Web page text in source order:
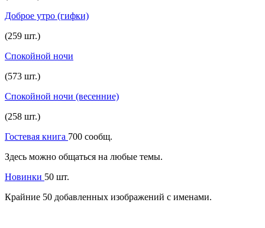
Доброе утро (гифки)
(259 шт.)
Спокойной ночи
(573 шт.)
Спокойной ночи (весенние)
(258 шт.)
Гостевая книга 700 сообщ.
Здесь можно общаться на любые темы.
Новинки 50 шт.
Крайние 50 добавленных изображений с именами.